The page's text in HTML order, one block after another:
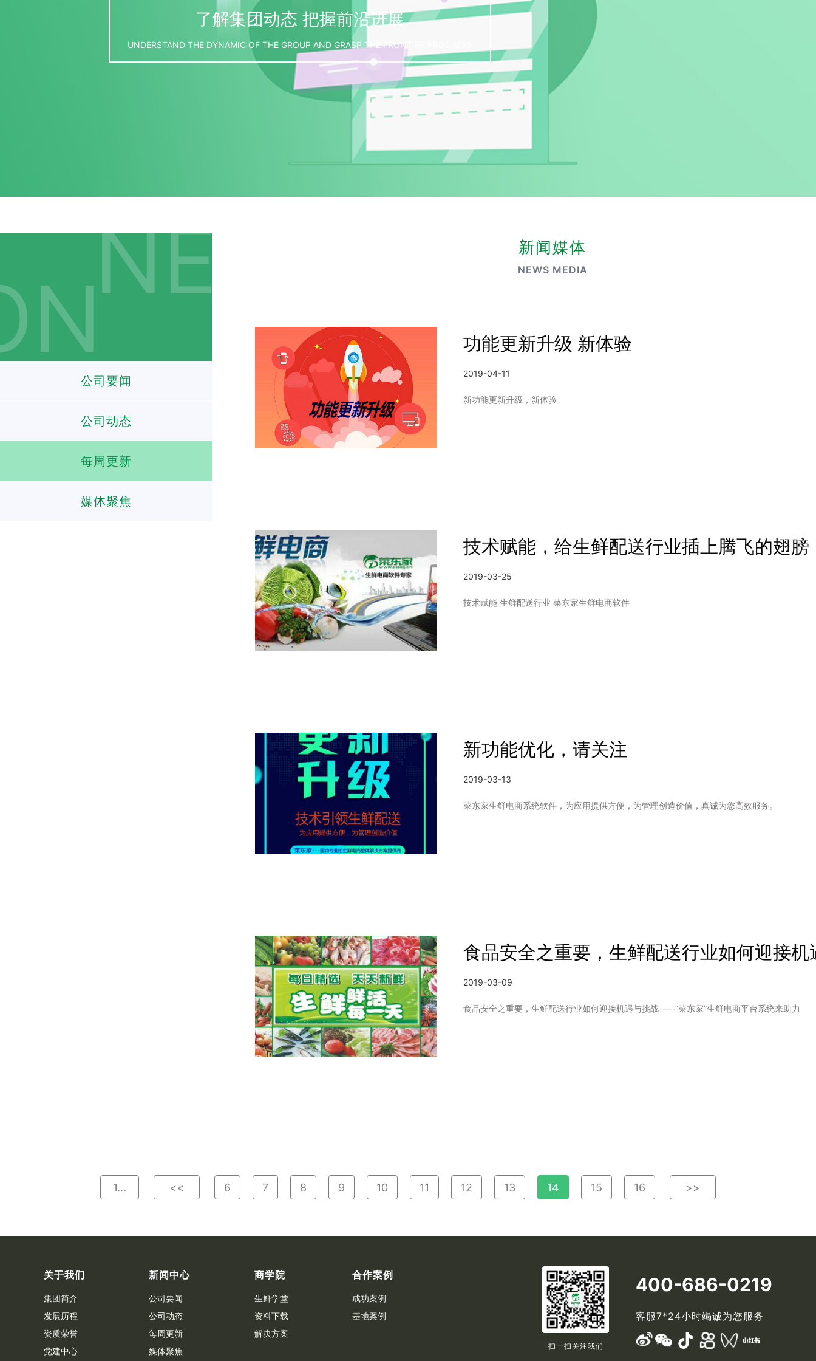
了解集团动态 把握前沿进展
UNDERSTAND THE DYNAMIC OF THE GROUP AND GRASP THE FRONTIER PROGRESS
公司要闻
公司动态
每周更新
媒体聚焦
新闻媒体
NEWS MEDIA
功能更新升级 新体验
2019-04-11
新功能更新升级，新体验
技术赋能，给生鲜配送行业插上腾飞的翅膀
2019-03-25
技术赋能 生鲜配送行业 菜东家生鲜电商软件
新功能优化，请关注
2019-03-13
菜东家生鲜电商系统软件，为应用提供方便，为管理创造价值，真诚为您高效服务。
2019-03-09
食品安全之重要，生鲜配送行业如何迎接机遇与挑战 ----“菜东家”生鲜电商平台系统来助力
1... << 6 7 8 9 10 11 12 13 14 15 16 >>
关于我们
集团简介
发展历程
资质荣誉
党建中心
新闻中心
公司要闻
公司动态
每周更新
媒体聚焦
商学院
生鲜学堂
资料下载
解决方案
合作案例
成功案例
基地案例
扫一扫关注我们
400-686-0219
客服7*24小时竭诚为您服务